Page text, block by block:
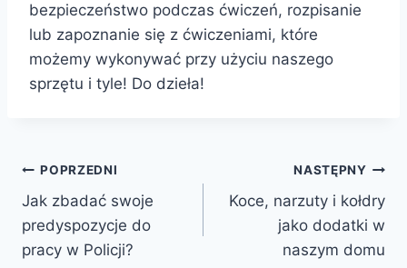
bezpieczeństwo podczas ćwiczeń, rozpisanie
lub zapoznanie się z ćwiczeniami, które
możemy wykonywać przy użyciu naszego
sprzętu i tyle! Do dzieła!
Nawigacja
wpisu
POPRZEDNI
Jak zbadać swoje
predyspozycje do
pracy w Policji?
NASTĘPNY
Koce, narzuty i kołdry
jako dodatki w
naszym domu